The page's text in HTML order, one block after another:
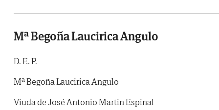
Mª Begoña Laucirica Angulo
D. E. P.
Mª Begoña Laucirica Angulo
Viuda de José Antonio Martin Espinal